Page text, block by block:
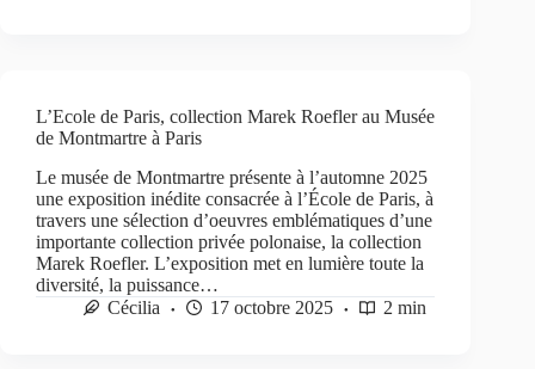
L’Ecole de Paris, collection Marek Roefler au Musée
de Montmartre à Paris
Le musée de Montmartre présente à l’automne 2025
une exposition inédite consacrée à l’École de Paris, à
travers une sélection d’oeuvres emblématiques d’une
importante collection privée polonaise, la collection
Marek Roefler. L’exposition met en lumière toute la
diversité, la puissance…
Cécilia
17 octobre 2025 2 min